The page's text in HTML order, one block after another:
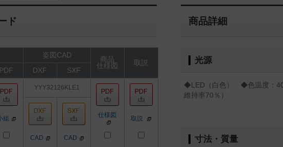
ド
姿図CAD
商品
仕様図
取説
PDF DXF SXF
組
YYY32126KLE1
仕様図 取説
CAD CAD
商品詳細
光源
◆LED（白色） ◆色温度：
維持率70％）
寸法・質量